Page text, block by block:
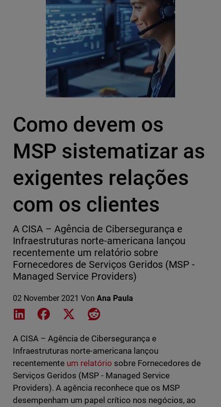
Como devem os
MSP sistematizar as
exigentes relações
com os clientes
A CISA – Agência de Cibersegurança e
Infraestruturas norte-americana lançou
recentemente um relatório sobre
Fornecedores de Serviços Geridos (MSP -
Managed Service Providers)
02 November 2021 Von Ana Paula
Share on LinkedIn
Share on Facebook
Share on XShare on Reddit
A CISA – Agência de Cibersegurança e
Infraestruturas norte-americana lançou
recentemente um relatório sobre Fornecedores de
Serviços Geridos (MSP - Managed Service
Providers). A agência reconhece que os MSP
desempenham um papel crítico nos negócios, ao